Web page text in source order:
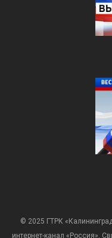
© 2025 ГТРК
интернет-канал «Россия».